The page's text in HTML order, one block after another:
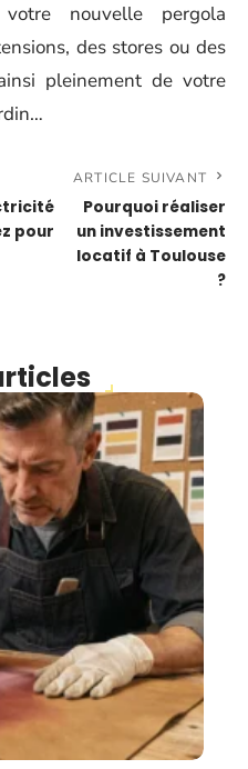
votre nouvelle pergola
des stores ou des
pleinement de votre
pour
ARTICLE SUIVANT
Pourquoi réaliser
un investissement
locatif à Toulouse
?